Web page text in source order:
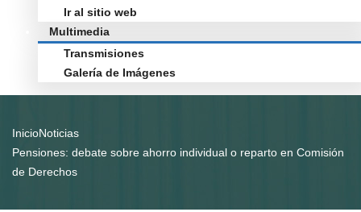
Ir al sitio web
Multimedia
Transmisiones
Galería de Imágenes
InicioNoticias
Pensiones: debate sobre ahorro individual o reparto en Comisión
de Derechos